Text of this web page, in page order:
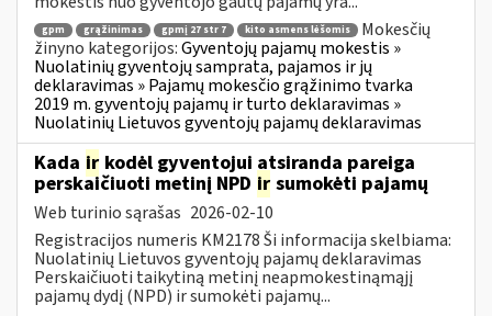
gpm grąžinimas gpmį 27 str 7 kito asmens lėšomis
Mokesčių
žinyno kategorijos:Gyventojų pajamų mokestis »
Nuolatinių gyventojų samprata, pajamos ir jų
deklaravimas » Pajamų mokesčio grąžinimo tvarka
2019 m. gyventojų pajamų ir turto deklaravimas »
Nuolatinių Lietuvos gyventojų pajamų deklaravimas
Kada ir kodėl gyventojui atsiranda pareiga
perskaičiuoti metinį NPD ir sumokėti pajamų
Web turinio sąrašas 2026-02-10
Registracijos numeris KM2178 Ši informacija skelbiama:
Nuolatinių Lietuvos gyventojų pajamų deklaravimas
Perskaičiuoti taikytiną metinį neapmokestinąmąjį
pajamų dydį (NPD) ir sumokėti pajamų...